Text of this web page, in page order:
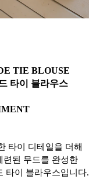
TIE BLOUSE
타이 블라우스
타이 디테일을 더해
련된 무드를 완성한
타이 블라우스입니다.